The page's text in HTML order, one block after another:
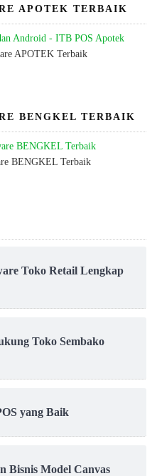
APOTEK TERBAIK
APOTEK Terbaik
BENGKEL TERBAIK
BENGKEL Terbaik
Toko Retail Lengkap
Toko Sembako
yang Baik
Bisnis Model Canvas